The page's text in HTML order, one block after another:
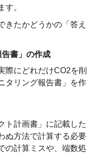
す。
きたかどうかの「答え
書」の作成
際にどれだけCO2を削
タリング報告書」を作
ト計画書」に記載した
ぬ方法で計算する必要
の計算ミスや、端数処